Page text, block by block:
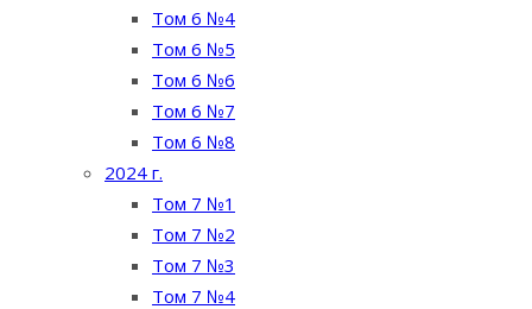
Том 6 №4
Том 6 №5
Том 6 №6
Том 6 №7
Том 6 №8
2024 г.
Том 7 №1
Том 7 №2
Том 7 №3
Том 7 №4